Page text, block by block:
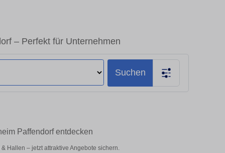
– Perfekt für Unternehmen
Suchen
Paffendorf entdecken
Hallen – jetzt attraktive Angebote sichern.